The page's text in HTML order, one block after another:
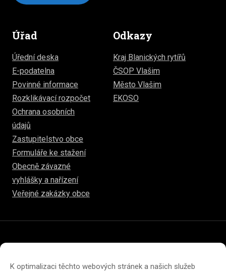
K optimalizaci těchto webových stránek a našich služeb
Úřad
Úřední deska
E-podatelna
Povinné informace
Rozklikávací rozpočet
Ochrana osobních
údajů
Zastupitelstvo obce
Formuláře ke stažení
Obecně závazné
vyhlášky a nařízení
Veřejné zakázky obce
Odkazy
Kraj Blanických rytířů
ČSOP Vlašim
Město Vlašim
EKOSO
Prohlášení o přístupnosti
Prohlášení o ochraně soukromí